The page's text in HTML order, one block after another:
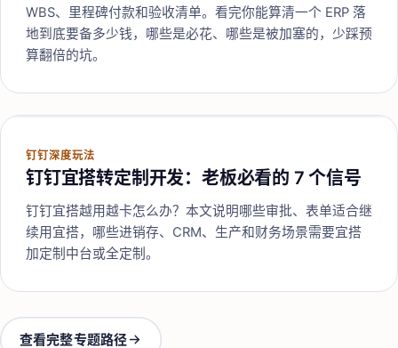
WBS、里程碑付款和验收清单。看完你能算清一个 ERP 落
地到底要备多少钱，哪些是必花、哪些是被加塞的，少踩预
算翻倍的坑。
钉钉深度玩法
钉钉宜搭转定制开发：老板必看的 7 个信号
钉钉宜搭越用越卡怎么办？本文说明哪些审批、表单适合继
续用宜搭，哪些进销存、CRM、生产和财务场景需要宜搭
加定制中台或全定制。
查看完整专题路径